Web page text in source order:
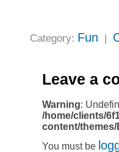
Category: Fun |
Leave a
Warning:
/home/clients/
content/
You must be